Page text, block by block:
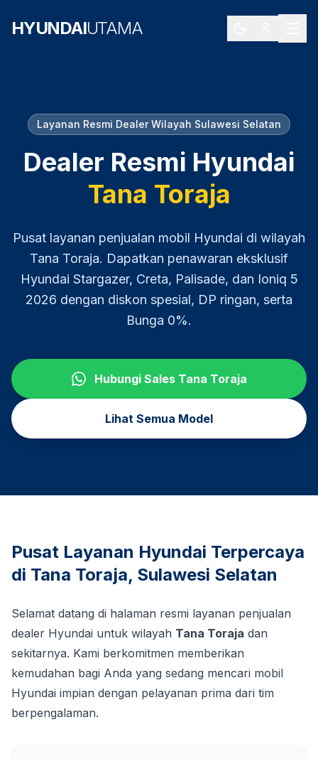
HYUNDAIUTAMA
Layanan Resmi Dealer Wilayah Sulawesi Selatan
Dealer Resmi Hyundai
Tana Toraja
Pusat layanan penjualan mobil Hyundai di wilayah
Tana Toraja. Dapatkan penawaran eksklusif
Hyundai Stargazer, Creta, Palisade, dan Ioniq 5
2026 dengan diskon spesial, DP ringan, serta
Bunga 0%.
Hubungi Sales Tana Toraja
Lihat Semua Model
Pusat Layanan Hyundai Terpercaya
di Tana Toraja, Sulawesi Selatan
Selamat datang di halaman resmi layanan penjualan
dealer Hyundai untuk wilayah Tana Toraja dan
sekitarnya. Kami berkomitmen memberikan
kemudahan bagi Anda yang sedang mencari mobil
Hyundai impian dengan pelayanan prima dari tim
berpengalaman.